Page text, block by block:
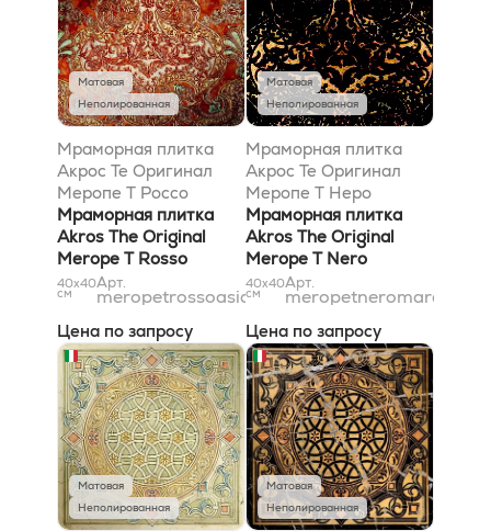
Матовая
Неполированная
Мраморная плитка
Акрос Те Оригинал
Меропе T Россо
Асиаго Голд 40x40
Мраморная плитка
Akros The Original
Merope T Rosso
Asiago Gold 40x40
40x40
см
Арт.
meropetrossoasiagogold40x40
Цена по запросу
Матовая
Неполированная
Мраморная плитка
Акрос Те Оригинал
Меропе T Неро
Марквиниа Голд
40x40
Мраморная плитка
Akros The Original
Merope T Nero
Marquinia Gold 40x40
40x40
см
Арт.
Цена по запросу
Матовая
Неполированная
Матовая
Неполированная